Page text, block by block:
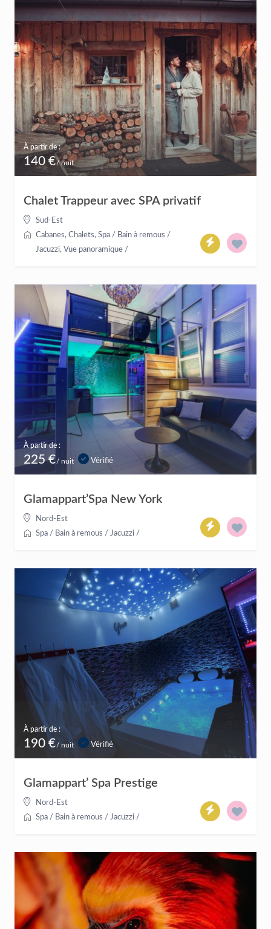
À partir de :
140 €/ nuit
Chalet Trappeur avec SPA privatif
Sud-Est
Cabanes, Chalets, Spa / Bain à remous /
Jacuzzi, Vue panoramique /
À partir de :
225 €/ nuit Vérifié
Glamappart’Spa New York
Nord-Est
Spa / Bain à remous / Jacuzzi /
À partir de :
190 €/ nuit Vérifié
Glamappart’ Spa Prestige
Nord-Est
Spa / Bain à remous / Jacuzzi /